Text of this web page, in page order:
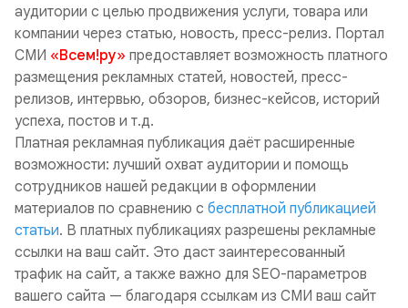
аудитории с целью продвижения услуги, товара или
компании через статью, новость, пресс-релиз. Портал
СМИ «Всем!ру» предоставляет возможность платного
размещения рекламных статей, новостей, пресс-
релизов, интервью, обзоров, бизнес-кейсов, историй
успеха, постов и т.д.
Платная рекламная публикация даёт расширенные
возможности: лучший охват аудитории и помощь
сотрудников нашей редакции в оформлении
материалов по сравнению с бесплатной публикацией
статьи. В платных публикациях разрешены рекламные
ссылки на ваш сайт. Это даст заинтересованный
трафик на сайт, а также важно для SEO-параметров
вашего сайта — благодаря ссылкам из СМИ ваш сайт